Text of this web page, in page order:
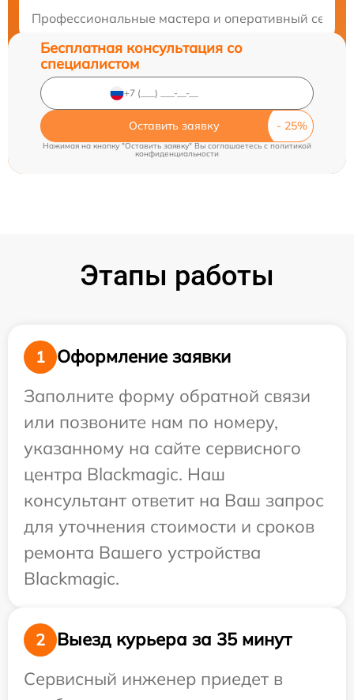
Профессиональные мастера и оперативный
Бесплатная консультация со
специалистом
Оставить заявку
Нажимая на кнопку "Оставить заявку" Вы соглашаетесь cполитикой
конфиденциальности
Этапы работы
1
Оформление заявки
Заполните форму обратной связи
или позвоните нам по номеру,
указанному на сайте сервисного
центра Blackmagic. Наш
консультант ответит на Ваш запрос
для уточнения стоимости и сроков
ремонта Вашего устройства
Blackmagic.
2
Выезд курьера за 35 минут
Сервисный инженер приедет в